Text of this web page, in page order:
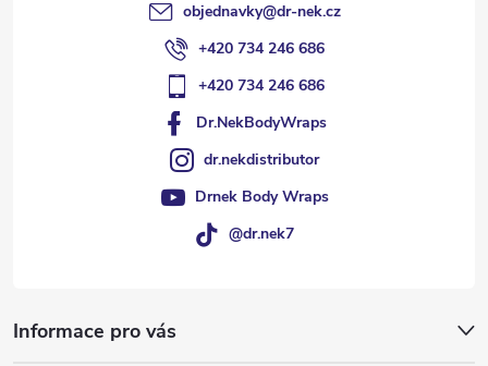
objednavky@dr-nek.cz
+420 734 246 686
+420 734 246 686
Dr.NekBodyWraps
dr.nekdistributor
Drnek Body Wraps
@dr.nek7
Informace pro vás